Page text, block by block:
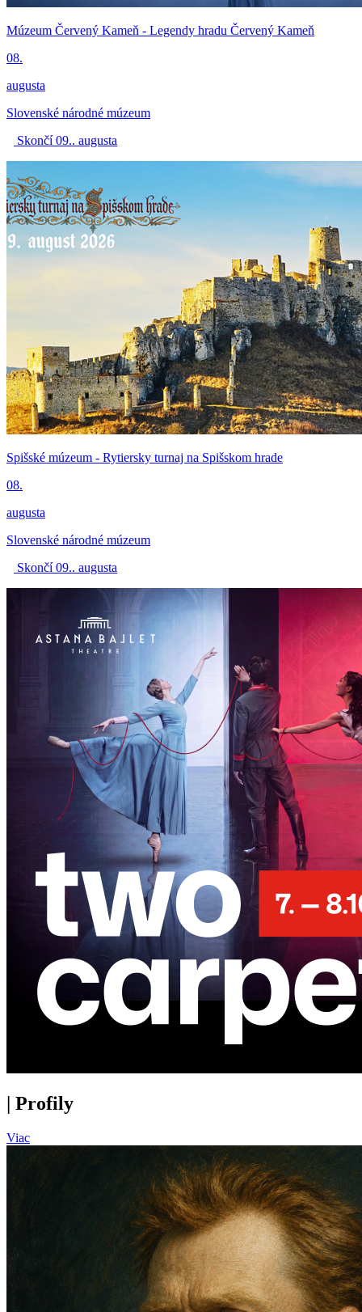
Múzeum Červený Kameň - Legendy hradu Červený Kameň
08.
augusta
Slovenské národné múzeum
Skončí 09.. augusta
Spišské múzeum - Rytiersky turnaj na Spišskom hrade
08.
augusta
Slovenské národné múzeum
Skončí 09.. augusta
| Profily
Viac